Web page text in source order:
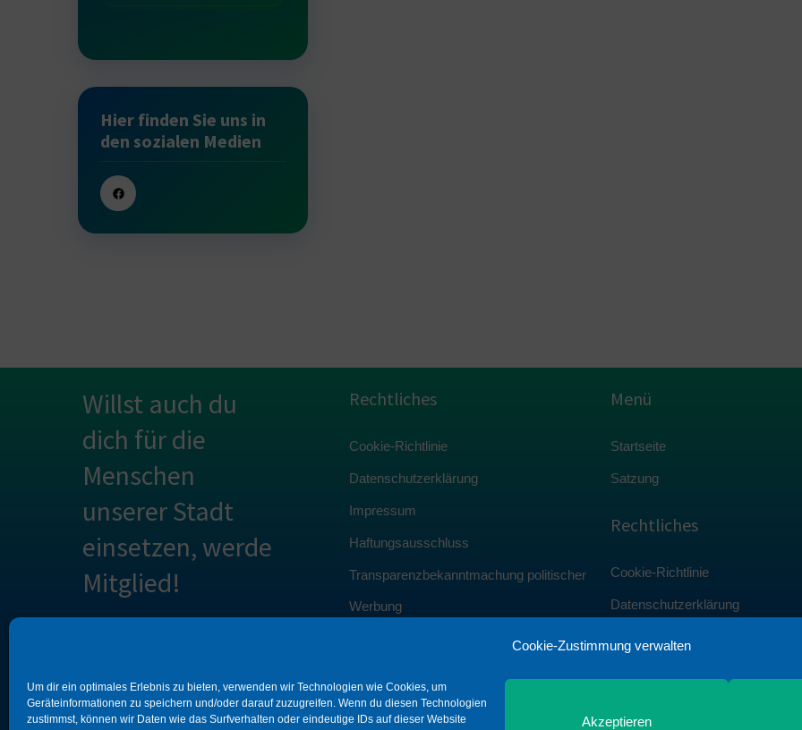
Cookie-Zustimmung verwalten
Um dir ein optimales Erlebnis zu bieten, verwenden wir Technologien wie Cookies, um
Geräteinformationen zu speichern und/oder darauf zuzugreifen. Wenn du diesen Technologien
zustimmst, können wir Daten wie das Surfverhalten oder eindeutige IDs auf dieser Website
Akzeptieren
Hier finden Sie uns in
den sozialen Medien
Willst auch du
dich für die
Menschen
unserer Stadt
einsetzen, werde
Mitglied!
WERDEN
Rechtliches
Cookie-Richtlinie
Datenschutzerklärung
Impressum
Haftungsausschluss
Transparenzbekanntmachung politischer
Werbung
Menü
Startseite
Satzung
Rechtliches
Cookie-Richtlinie
Datenschutzerklärung